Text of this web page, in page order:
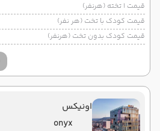
قیمت 1 تخته (هرنفر)
قیمت کودک با تخت (هر نفر)
قیمت کودک بدون تخت (هرنفر)
اونیکس
onyx